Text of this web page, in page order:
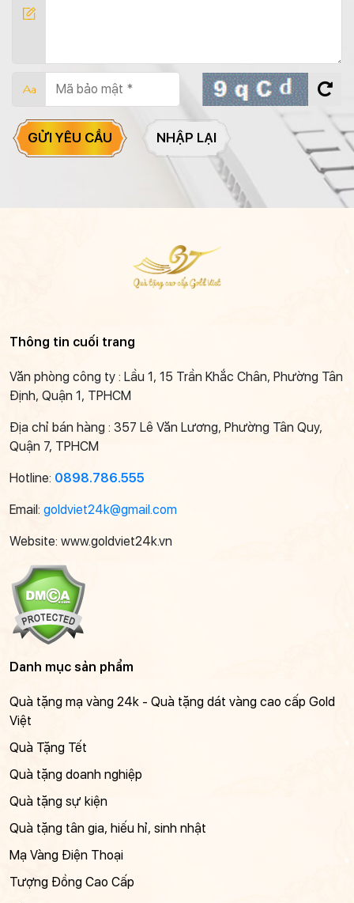
GỬI YÊU CẦU NHẬP LẠI
Thông tin cuối trang
Văn phòng công ty : Lầu 1, 15 Trần Khắc Chân, Phường Tân
Định, Quận 1, TPHCM
Địa chỉ bán hàng : 357 Lê Văn Lương, Phường Tân Quy,
Quận 7, TPHCM
Hotline: 0898.786.555
Email: goldviet24k@gmail.com
Website: www.goldviet24k.vn
Danh mục sản phẩm
Quà tặng mạ vàng 24k - Quà tặng dát vàng cao cấp Gold
Việt
Quà Tặng Tết
Quà tặng doanh nghiệp
Quà tặng sự kiện
Quà tặng tân gia, hiếu hỉ, sinh nhật
Mạ Vàng Điện Thoại
Tượng Đồng Cao Cấp